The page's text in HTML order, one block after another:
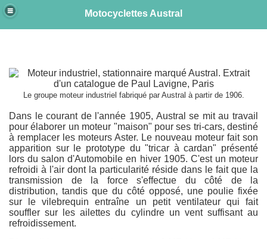
Motocyclettes Austral
Le groupe moteur industriel fabriqué par Austral à partir de 1906.
Dans le courant de l'année 1905, Austral se mit au travail
pour élaborer un moteur "maison" pour ses tri-cars, destiné
à remplacer les moteurs Aster. Le nouveau moteur fait son
apparition sur le prototype du "tricar à cardan" présenté
lors du salon d'Automobile en hiver 1905. C'est un moteur
refroidi à l'air dont la particularité réside dans le fait que la
transmission de la force s'effectue du côté de la
distribution, tandis que du côté opposé, une poulie fixée
sur le vilebrequin entraîne un petit ventilateur qui fait
souffler sur les ailettes du cylindre un vent suffisant au
refroidissement.